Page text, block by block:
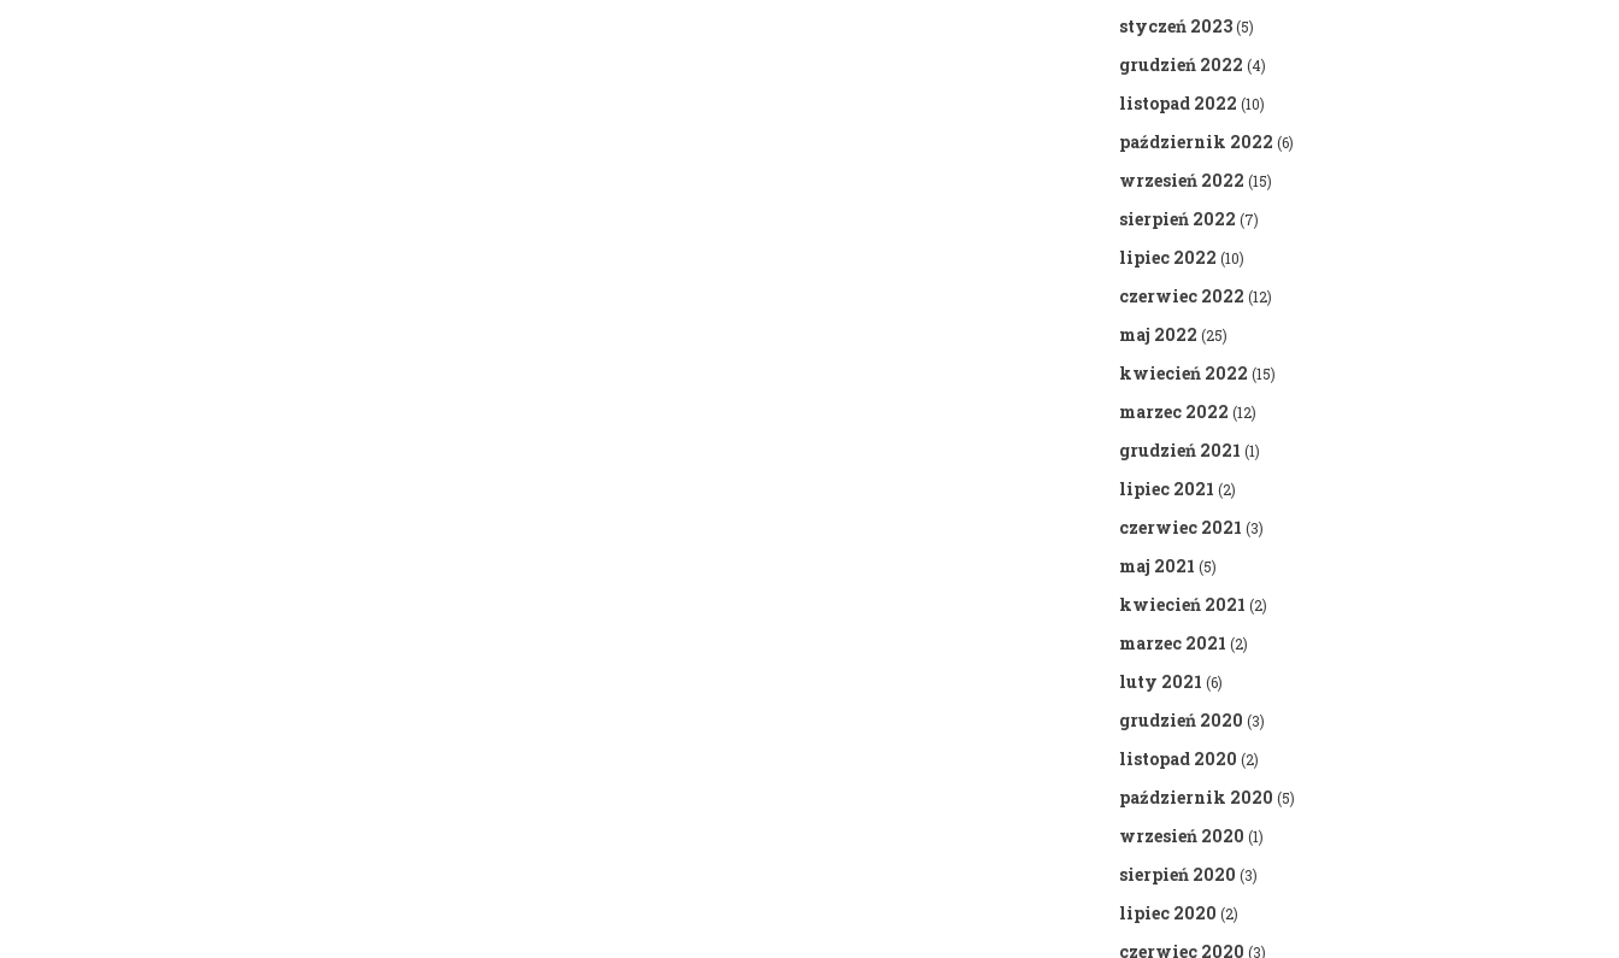
styczeń 2023(5)
grudzień 2022 (4)
listopad 2022 (10)
październik 2022 (6)
wrzesień 2022 (15)
sierpień 2022 (7)
lipiec 2022 (10)
czerwiec 2022 (12)
maj 2022 (25)
kwiecień 2022 (15)
marzec 2022 (12)
grudzień 2021 (1)
lipiec 2021 (2)
czerwiec 2021 (3)
maj 2021 (5)
kwiecień 2021 (2)
marzec 2021 (2)
luty 2021 (6)
grudzień 2020 (3)
listopad 2020 (2)
październik 2020 (5)
wrzesień 2020 (1)
sierpień 2020 (3)
lipiec 2020 (2)
czerwiec 2020 (3)